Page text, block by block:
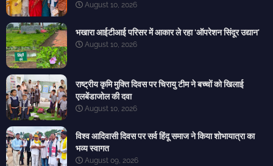
August 10, 2026
भखारा आईटीआई परिसर में आकार ले रहा ‘ऑपरेशन सिंदूर उद्यान’
August 10, 2026
राष्ट्रीय कृमि मुक्ति दिवस पर चिरायु टीम ने बच्चों को खिलाई
एलबेंडाजोल की दवा
August 10, 2026
विश्व आदिवासी दिवस पर सर्व हिंदू समाज ने किया शोभायात्रा का
भव्य स्वागत
August 09, 2026